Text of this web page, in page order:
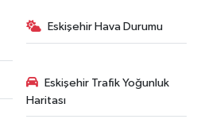
Eskişehir Hava Durumu
Eskişehir Trafik Yoğunluk
Haritası